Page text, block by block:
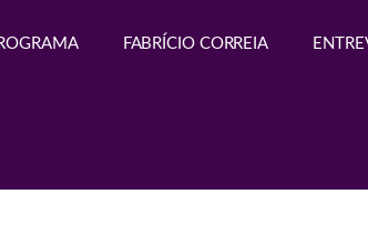
FABRÍCIO CORREIA